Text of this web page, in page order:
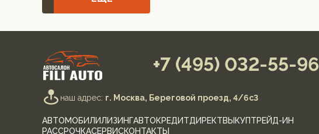
+7 (495) 032-55-96
наш адрес: г. Москва, Береговой проезд, 4/6с3
АВТОМОБИЛИЛИЗИНГАВТОКРЕДИТДИРЕКТВЫКУПТРЕЙД-ИН
РАССРОЧКАСЕРВИСКОНТАКТЫ